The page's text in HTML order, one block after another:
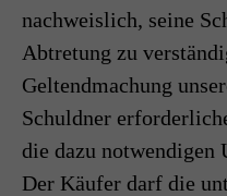
nachweislich, seine
Abtretung zu
Geltendmachung
Schuldner
die dazu notwendigen
Der Käufer darf die